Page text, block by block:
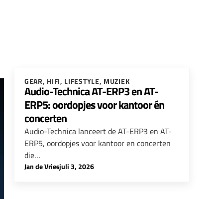
GEAR, HIFI, LIFESTYLE, MUZIEK
Audio-Technica AT-ERP3 en AT-
ERP5: oordopjes voor kantoor én
concerten
Audio-Technica lanceert de AT-ERP3 en AT-
ERP5, oordopjes voor kantoor en concerten
die…
Jan de Vries
-juli 3, 2026